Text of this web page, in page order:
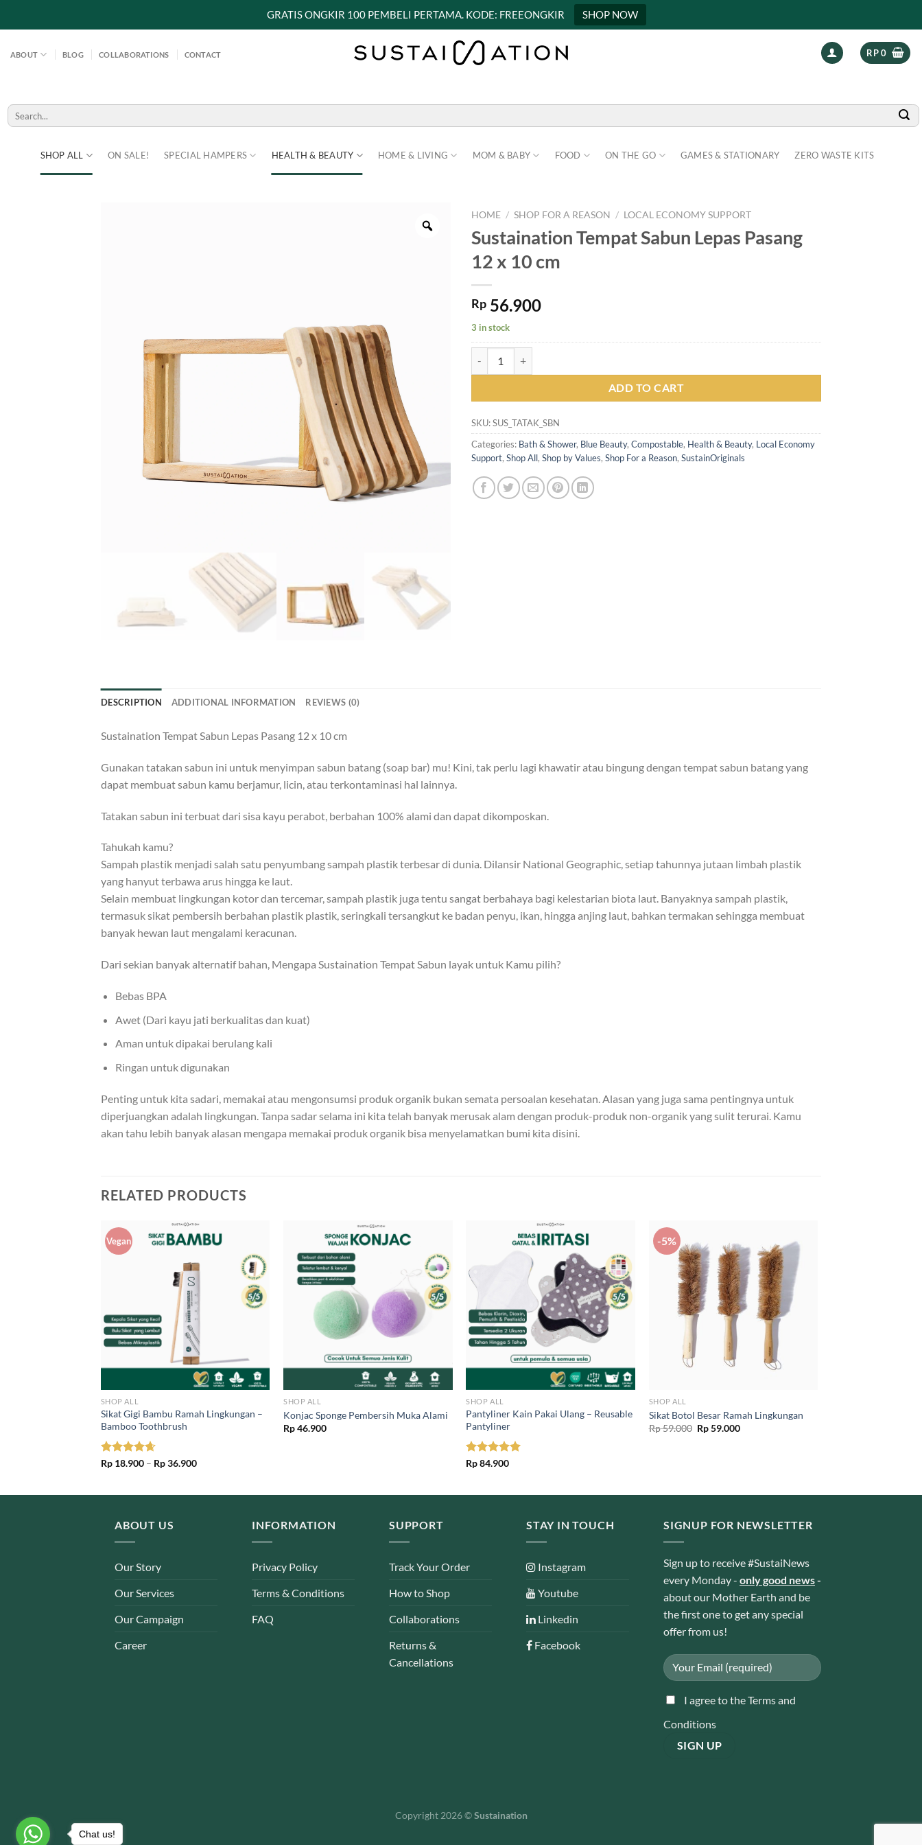
GRATIS ONGKIR 100 PEMBELI PERTAMA. KODE: FREEONGKIR SHOP NOW
ABOUT BLOG COLLABORATIONS CONTACT RP0
SHOP ALL ON SALE! SPECIAL HAMPERS HEALTH & BEAUTY HOME & LIVING MOM & BABY FOOD ON THE GO GAMES & STATIONARY ZERO WASTE KITS
Search
for:
HOME / SHOP FOR A REASON / LOCAL ECONOMY SUPPORT
Sustaination Tempat Sabun Lepas Pasang
12 x 10 cm
Rp 56.900
3 in stock
ADD TO CART
SKU:SUS_TATAK_SBN
Categories: Bath & Shower, Blue Beauty, Compostable, Health & Beauty, Local Economy
Support, Shop All, Shop by Values, Shop For a Reason, SustainOriginals
DESCRIPTION ADDITIONAL INFORMATION REVIEWS (0)
Sustaination Tempat Sabun Lepas Pasang 12 x 10 cm
Gunakan tatakan sabun ini untuk menyimpan sabun batang (soap bar) mu! Kini, tak perlu lagi khawatir atau bingung dengan tempat sabun batang yang
dapat membuat sabun kamu berjamur, licin, atau terkontaminasi hal lainnya.
Tatakan sabun ini terbuat dari sisa kayu perabot, berbahan 100% alami dan dapat dikomposkan.
Tahukah kamu?
Sampah plastik menjadi salah satu penyumbang sampah plastik terbesar di dunia. Dilansir National Geographic, setiap tahunnya jutaan limbah plastik
yang hanyut terbawa arus hingga ke laut.
Selain membuat lingkungan kotor dan tercemar, sampah plastik juga tentu sangat berbahaya bagi kelestarian biota laut. Banyaknya sampah plastik,
termasuk sikat pembersih berbahan plastik plastik, seringkali tersangkut ke badan penyu, ikan, hingga anjing laut, bahkan termakan sehingga membuat
banyak hewan laut mengalami keracunan.
Dari sekian banyak alternatif bahan, Mengapa Sustaination Tempat Sabun layak untuk Kamu pilih?
Bebas BPA
Awet (Dari kayu jati berkualitas dan kuat)
Aman untuk dipakai berulang kali
Ringan untuk digunakan
Penting untuk kita sadari, memakai atau mengonsumsi produk organik bukan semata persoalan kesehatan. Alasan yang juga sama pentingnya untuk
diperjuangkan adalah lingkungan. Tanpa sadar selama ini kita telah banyak merusak alam dengan produk-produk non-organik yang sulit terurai. Kamu
akan tahu lebih banyak alasan mengapa memakai produk organik bisa menyelamatkan bumi kita disini.
RELATED PRODUCTS
Vegan
SHOP ALL
Sikat Gigi Bambu Ramah Lingkungan –
Bamboo Toothbrush
Rated4.67
Rp18.900 – Rp36.900Price
SHOP ALL
Konjac Sponge Pembersih Muka Alami
Rp46.900
SHOP ALL
Pantyliner Kain Pakai Ulang – Reusable
Pantyliner
Rated5.00
Rp84.900
-5%
SHOP ALL
Sikat Botol Besar Ramah Lingkungan
Rp59.000 Original
price
Rp59.000Current
ABOUT US
Our Story
Our Services
Our Campaign
Career
INFORMATION
Privacy Policy
Terms & Conditions
FAQ
SUPPORT
Track Your Order
How to Shop
Collaborations
Returns &
Cancellations
STAY IN TOUCH
Instagram
Youtube
Linkedin
Facebook
SIGNUP FOR NEWSLETTER
Sign up to receive #SustaiNews
every Monday - only good news-
about our Mother Earth and be
the first one to get any special
offer from us!
I agree to the Terms and
Conditions
Copyright 2026 ©Sustaination
Chat us!